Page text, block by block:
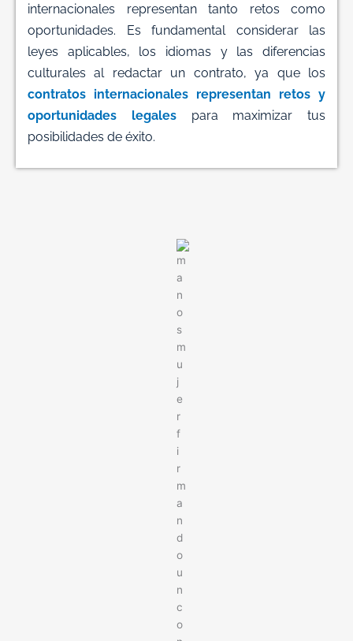
internacionales representan tanto retos como
oportunidades. Es fundamental considerar las
leyes aplicables, los idiomas y las diferencias
culturales al redactar un contrato, ya que los
contratos internacionales representan retos y
oportunidades legalespara maximizar tus
posibilidades de éxito.